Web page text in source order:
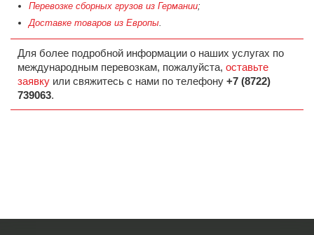
Перевозке сборных грузов из Германии;
Доставке товаров из Европы.
Для более подробной информации о наших услугах по
международным перевозкам, пожалуйста, оставьте
заявку или свяжитесь с нами по телефону +7 (8722)
739063.